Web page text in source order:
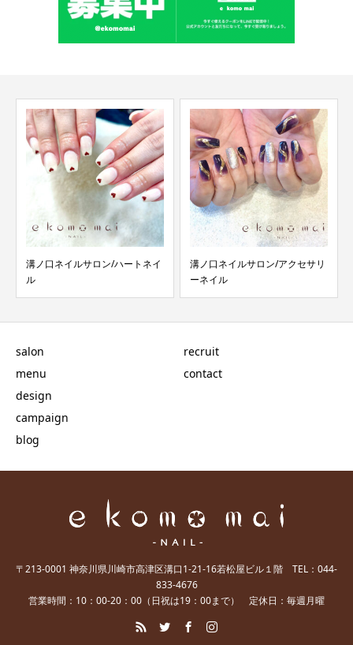
溝ノ口ネイルサロン/アクセサリ
ーネイル
溝ノ口ネイルサロン/桜ホロネイ
ル
salon
menu
design
campaign
blog
recruit
contact
〒213-0001 神奈川県川崎市高津区溝口1-21-16若松屋ビル１階 TEL：044-
833-4676
営業時間：10：00-20：00（日祝は19：00まで） 定休日：毎週月曜